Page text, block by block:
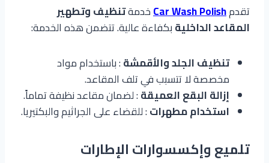
تقدمCar Wash Polishخدمةتنظيف وتطهير
المقاعد الداخليةبكفاءة عالية. تتضمن هذه الخدمة:
تنظيف الجلد والأقمشة: باستخدام مواد
مخصصة لا تتسبب في تلف المقاعد.
إزالة البقع العميقة: لضمان مقاعد نظيفة تماماً.
استخدام مطهرات: للقضاء على الجراثيم والبكتيريا.
تلميع وإكسسوارات الإطارات